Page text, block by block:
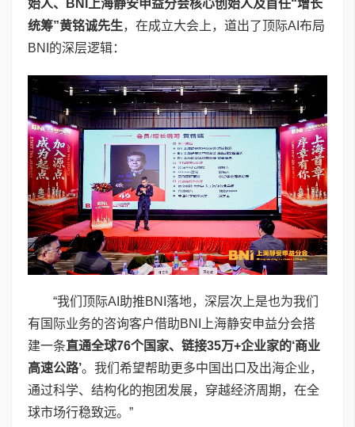
始人、
BNI
上海静安申益分会核心创始人及首任“增长
统筹”黄铭诚先生，在成立大会上，道出了顶际AI布局
BNI的深层逻辑：
“我们顶际AI助推BNI落地，深层次上是也为我们
有国际业务的咨询客户借助BNI上海静安申益分会搭
建一条直通全球76个国家、链接35万+企业家的‘商业
高速公路’。我们希望帮助更多中国出口及出海企业，
通过科学、结构化的抱团发展，穿越经济周期，在全
球市场行稳致远。”